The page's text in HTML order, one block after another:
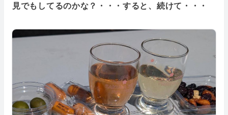
見でもしてるのかな？・・・すると、続けて・・・